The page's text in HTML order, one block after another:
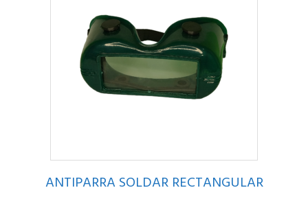
ANTIPARRA SOLDAR RECTANGULAR